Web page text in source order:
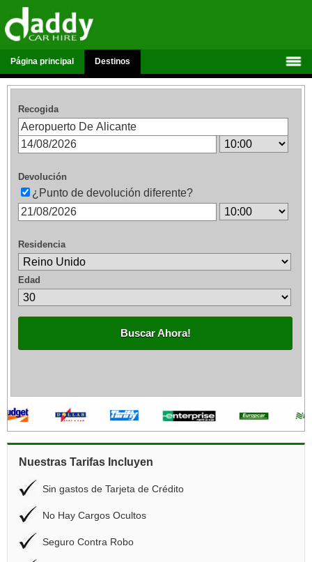
Página principal Destinos
Recogida
Devolución
¿Punto de devolución diferente?
Residencia
Edad
Buscar Ahora!
Nuestras Tarifas Incluyen
Sin gastos de Tarjeta de Crédito
No Hay Cargos Ocultos
Seguro Contra Robo